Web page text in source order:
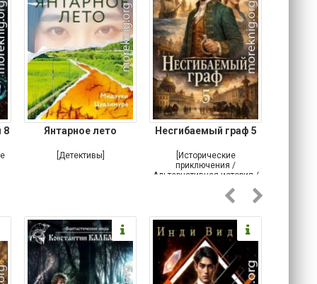
8 Янтарное лето
[Детективы]
Несгибаемый граф 5
[Исторические
приключения /
Альтернативная история /